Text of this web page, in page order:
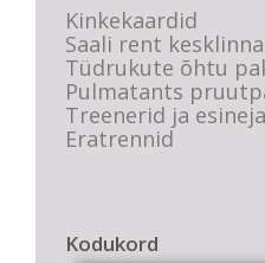
Kinkekaardid
Saali rent
Tüdrukute õhtu
Pulmatants
Treenerid ja
Eratrennid
Kodukord